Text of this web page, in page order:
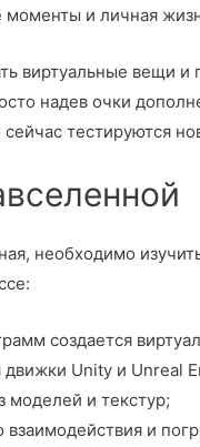
моменты и личная
виртуальные вещи и
надев очки
тестируются
необходимо
создается
движки Unity и Unreal
моделей и текстур;
и